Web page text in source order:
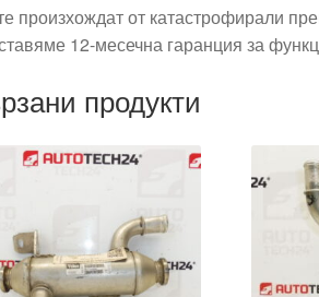
произхождат от катастрофирали
12-месечна гаранция за
продукти